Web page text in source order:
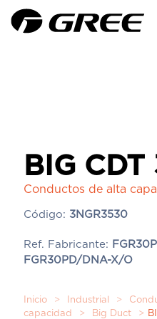
BIG CDT
Conductos de alta
Código: 3NGR3530
Ref. Fabricante:
FGR30PD/DNA-X/O
Inicio > Industrial >
capacidad
> Big Duct >